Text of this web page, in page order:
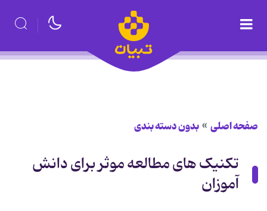
صفحه اصلی بدون دسته بندی
تکنیک های مطالعه موثر برای دانش
آموزان